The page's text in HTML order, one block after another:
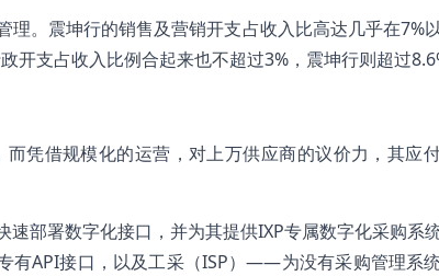
。震坤行的销售及营销开支占收入比高达几乎在7%
支占收入比例合起来也不超过3%，震坤行则超过
凭借规模化的运营，对上万供应商的议价力，其应
部署数字化接口，并为其提供IXP专属数字化采购系
API接口，以及工采（ISP）——为没有采购管理系